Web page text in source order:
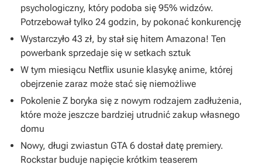
psychologiczny, który podoba się 95% widzów.
Potrzebował tylko 24 godzin, by pokonać konkurencję
Wystarczyło 43 zł, by stał się hitem Amazona! Ten
powerbank sprzedaje się w setkach sztuk
W tym miesiącu Netflix usunie klasykę anime, której
obejrzenie zaraz może stać się niemożliwe
Pokolenie Z boryka się z nowym rodzajem zadłużenia,
które może jeszcze bardziej utrudnić zakup własnego
domu
Nowy, długi zwiastun GTA 6 dostał datę premiery.
Rockstar buduje napięcie krótkim teaserem